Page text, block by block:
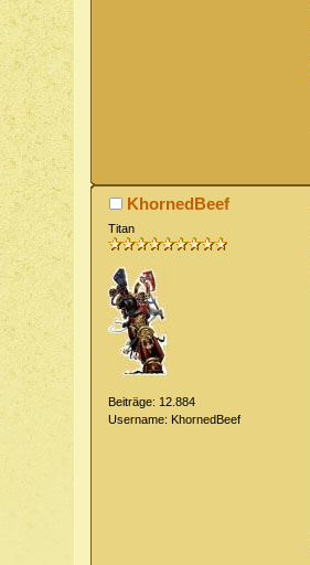
KhornedBeef
Titan
Beiträge: 12.884
Username: KhornedBeef